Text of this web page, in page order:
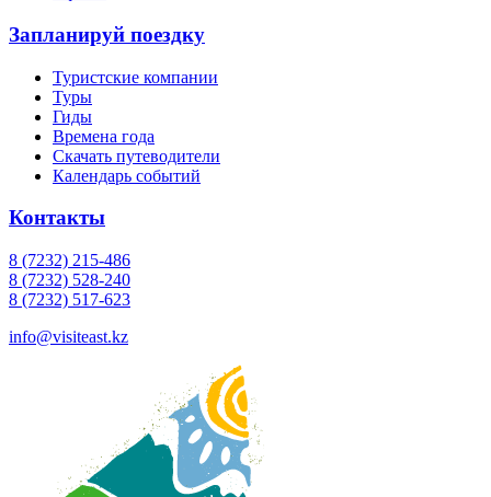
Запланируй поездку
Туристские компании
Туры
Гиды
Времена года
Скачать путеводители
Календарь событий
Контакты
8 (7232) 215-486
8 (7232) 528-240
8 (7232) 517-623
info@visiteast.kz